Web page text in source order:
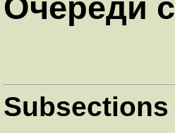
Очереди
Subsections